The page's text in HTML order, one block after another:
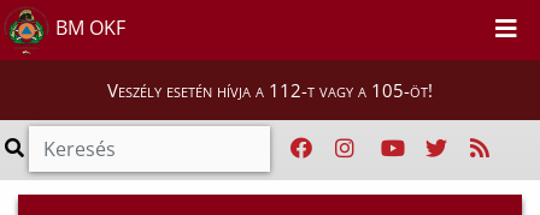
BM OKF
Veszély esetén hívja a 112-t vagy a 105-öt!